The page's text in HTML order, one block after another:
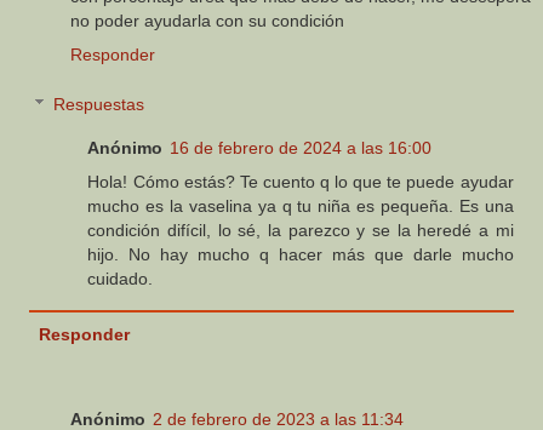
no poder ayudarla con su condición
Responder
Respuestas
Anónimo 16 de febrero de 2024 a las 16:00
Hola! Cómo estás? Te cuento q lo que te puede ayudar
mucho es la vaselina ya q tu niña es pequeña. Es una
condición difícil, lo sé, la parezco y se la heredé a mi
hijo. No hay mucho q hacer más que darle mucho
cuidado.
Responder
Anónimo 2 de febrero de 2023 a las 11:34